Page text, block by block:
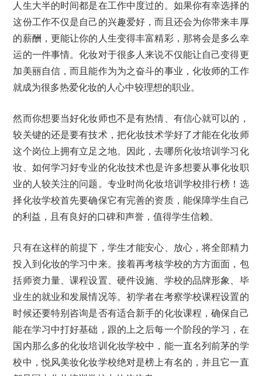
人生大半的时间都是在工作中度过的。如果你有幸选择的
这份工作不仅是自己的兴趣爱好，而且还会为你带来丰厚
的薪酬，更能让你的人生变得丰富精彩，那将会是多么幸
运的一件事情。化妆对于很多人来说不仅能让自己变得更
加美丽自信，而且能作为为之奋斗的事业，化妆师的工作
就成为很多热爱化妆的人心中较理想的职业。
然而你想要当好化妆师也不是有热情、有信心就可以的，
较关键的还是要有技术，把化妆技术学好了才能在化妆师
这个岗位上拥有立足之地。因此，去哪所化妆培训学习化
妆、如何学习好专业的化妆技术也是许多想要从事化妆职
业的人较关注的问题。专业时尚化妆培训学校排行榜！选
择化妆学校首先要确保它有完善的资质，能保障学生自己
的利益，且有良好的口碑和声誉，值得学生信赖。
只有在这样的前提下，学生才能安心、放心，将全部精力
投入到化妆的学习中来。接着再考核学校的方方面面，包
括师资力量、课程设置、硬件设施、学校的品牌形象、毕
业生的就业和发展情况等。初学者在考察学校课程设置的
时候还要特别咨询是否有适合新手的化妆课程，确保自己
能在学习中打好基础，跟的上之后每一个阶段的学习，在
国内那么多的化妆培训化妆学校中，能一直名列前茅的学
校中，悦风美妆化妆学校绝对是榜上有名的，并且它一直